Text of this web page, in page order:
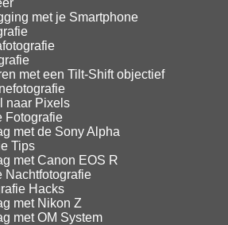
met je Smartphone
met een Tilt-Shift objectief
naar Pixels
Fotografie
met de Sony Alpha
Tips
met Canon EOS R
Nachtfotografie
Hacks
met Nikon Z
met OM System